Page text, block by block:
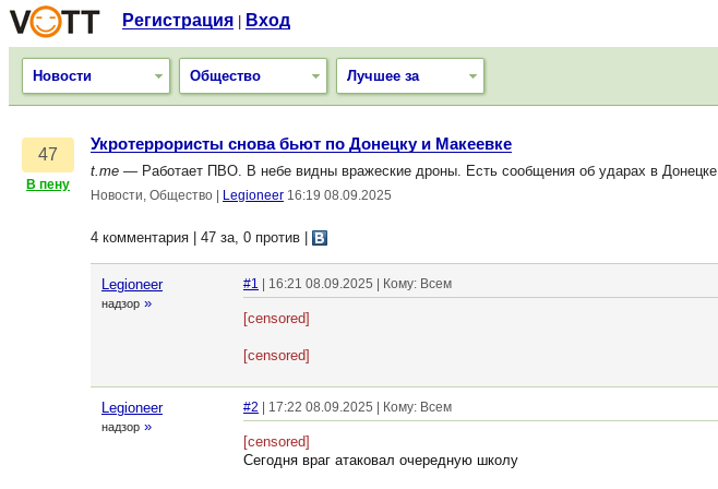
Регистрация Вход
Новости Общество Лучшее за
47
В пену
Укротеррористы снова бьют по Донецку и Макеевке
t.me — Работает ПВО. В небе видны вражеские дроны. Есть сообщения об ударах в Донецке
Новости, Общество Legioneer 16:19 08.09.2025
4 комментария | 47 за, 0 против
Legioneer
надзор »
#1 | 16:21 08.09.2025 | Кому: Всем
[censored]
[censored]
Legioneer
надзор »
#2 | 17:22 08.09.2025 | Кому: Всем
[censored]
Сегодня враг атаковал очередную школу